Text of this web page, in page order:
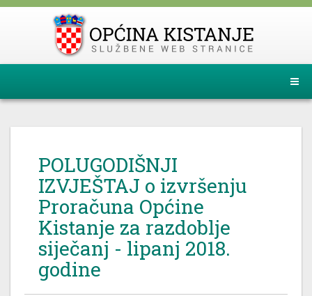
POLUGODIŠNJI
IZVJEŠTAJ o izvršenju
Proračuna Općine
Kistanje za razdoblje
siječanj - lipanj 2018.
godine